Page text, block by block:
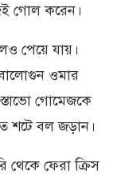
গোল করেন।
পেয়ে যায়।
ওমার
গোমেজকে
শটে বল জড়ান।
ফেরা ক্রিস